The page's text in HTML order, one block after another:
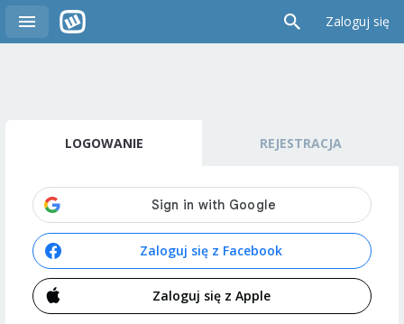
Zaloguj się
LOGOWANIE REJESTRACJA
Zaloguj się z Facebook
Zaloguj się z Apple